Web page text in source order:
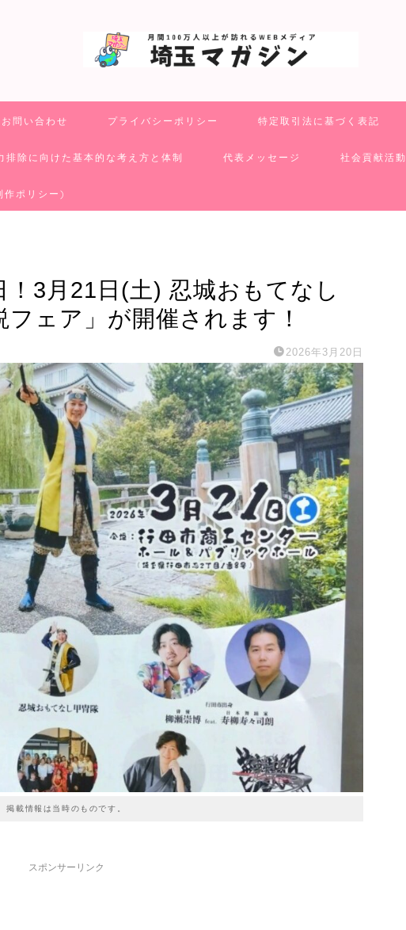
お問い合わせ プライバシーポリシー 特定取引法に基づく表記
排除に向けた基本的な考え方と体制 代表メッセージ 社会貢献活動
作ポリシー)
！3月21日(土) 忍城おもてなし
ェア」が開催されます！
2026年3月20日
掲載情報は当時のものです。
スポンサーリンク